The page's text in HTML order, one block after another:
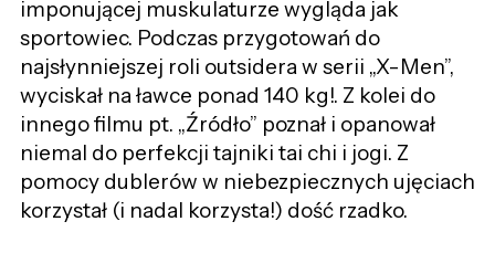
imponującej muskulaturze wygląda jak
sportowiec. Podczas przygotowań do
najsłynniejszej roli outsidera w serii „X-Men”,
wyciskał na ławce ponad 140 kg!. Z kolei do
innego filmu pt. „Źródło” poznał i opanował
niemal do perfekcji tajniki tai chi i jogi. Z
pomocy dublerów w niebezpiecznych ujęciach
korzystał (i nadal korzysta!) dość rzadko.